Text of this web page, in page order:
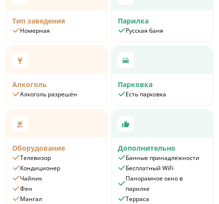
Тип заведения
Номерная
Парилка
Русская баня
Алкоголь
Алкоголь разрешён
Парковка
Есть парковка
Оборудование
Телевизор
Кондиционер
Чайник
Фен
Мангал
Дополнительно
Банные принадлежности
Бесплатный WiFi
Панорамное окно в
парилке
Терраса